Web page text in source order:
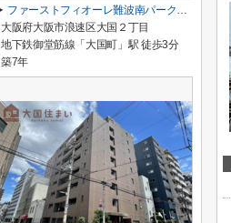
ファーストフィオーレ難波南パークサイド
大阪府大阪市浪速区大国２丁目
地下鉄御堂筋線「大国町」駅 徒歩3分
築7年